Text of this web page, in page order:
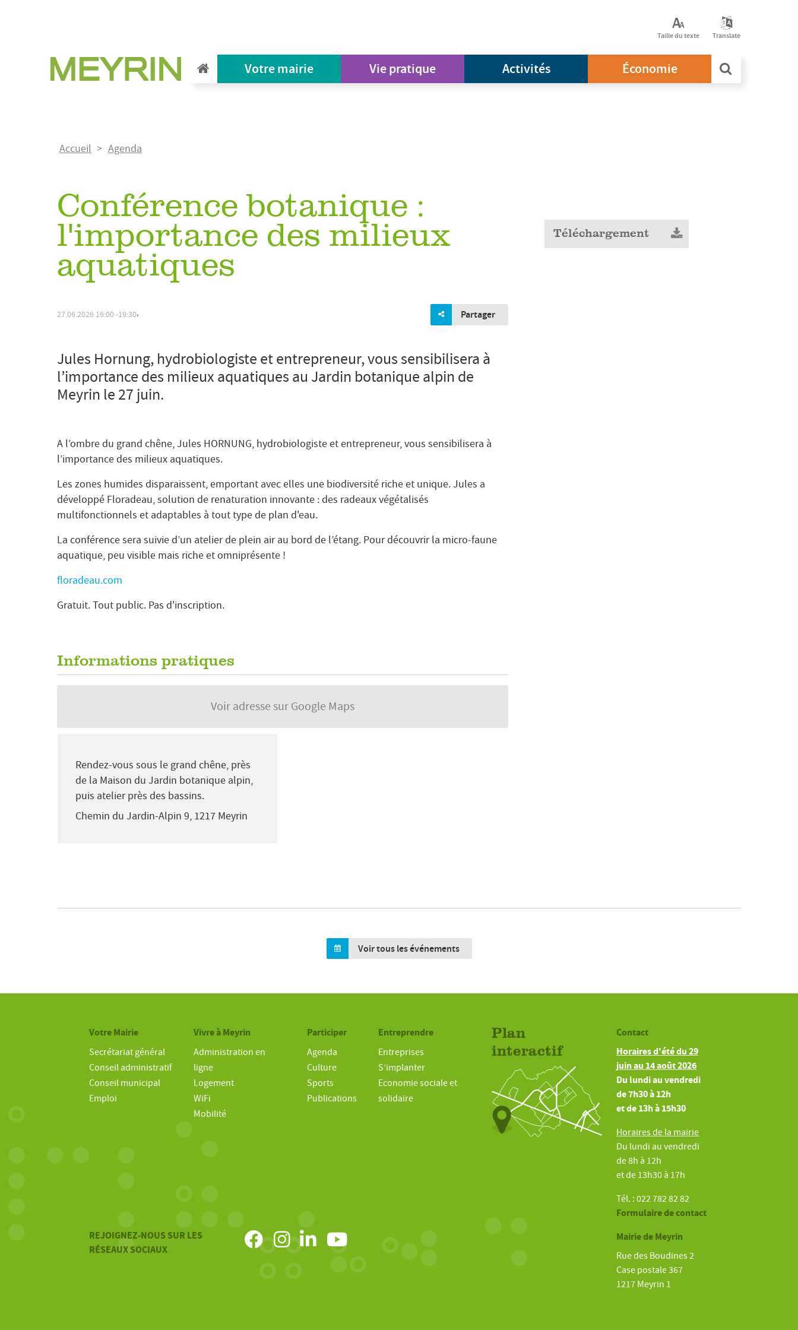
Taille du texte Translate
Votre mairie Vie pratique Activités Économie
FilAccueil Agenda
Conférence botanique :
l'importance des milieux
aquatiques
Partager
Jules Hornung, hydrobiologiste et entrepreneur, vous sensibilisera à
l’importance des milieux aquatiques au Jardin botanique alpin de
Meyrin le 27 juin.
A l’ombre du grand chêne, Jules HORNUNG, hydrobiologiste et entrepreneur, vous sensibilisera à
l’importance des milieux aquatiques.
Les zones humides disparaissent, emportant avec elles une biodiversité riche et unique. Jules a
développé Floradeau, solution de renaturation innovante : des radeaux végétalisés
multifonctionnels et adaptables à tout type de plan d'eau.
La conférence sera suivie d’un atelier de plein air au bord de l’étang. Pour découvrir la micro-faune
aquatique, peu visible mais riche et omniprésente !
floradeau.com
Gratuit. Tout public. Pas d'inscription.
Informations pratiques
Voir adresse sur Google Maps
Rendez-vous sous le grand chêne, près
de la Maison du Jardin botanique alpin,
puis atelier près des bassins.
Chemin du Jardin-Alpin 9, 1217 Meyrin
Téléchargement
Voir tous les événements
Votre Mairie
Secrétariat général
Conseil administratif
Conseil municipal
Emploi
Vivre à Meyrin
Administration en
ligne
Logement
WiFi
Mobilité
Participer
Agenda
Culture
Sports
Publications
Entreprendre
Entreprises
S’implanter
Economie sociale et
solidaire
Plan
interactif
Contact
Horaires d'été du 29
juin au 14 août 2026
Du lundi au vendredi
de 7h30 à 12h
et de 13h à 15h30
Horaires de la mairie
Du lundi au vendredi
de 8h à 12h
et de 13h30 à 17h
Tél. : 022 782 82 82
Formulaire de contact
Mairie de Meyrin
Rue des Boudines 2
Case postale 367
1217 Meyrin 1
REJOIGNEZ-NOUS SUR LES
RÉSEAUX SOCIAUX